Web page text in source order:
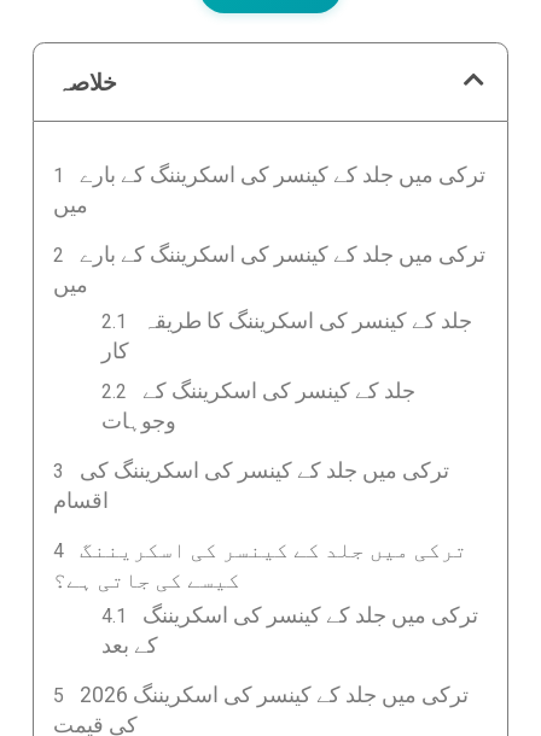
خلاصہ
ترکی میں جلد کے کینسر کی اسکریننگ کے بارے
میں
ترکی میں جلد کے کینسر کی اسکریننگ کے بارے
میں
جلد کے کینسر کی اسکریننگ کا طریقہ
کار
جلد کے کینسر کی اسکریننگ کے
وجوہات
ترکی میں جلد کے کینسر کی اسکریننگ کی
اقسام
ترکی میں جلد کے کینسر کی اسکریننگ
کیسے کی جاتی ہے؟
ترکی میں جلد کے کینسر کی اسکریننگ
کے بعد
2026 ترکی میں جلد کے کینسر کی اسکریننگ
کی قیمت